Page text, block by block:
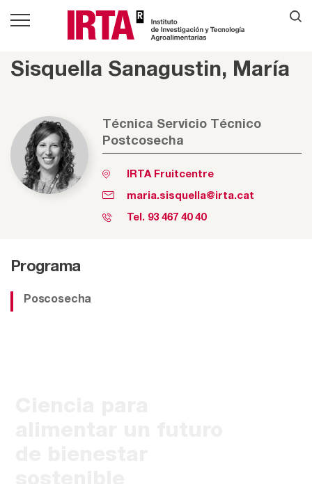
Sisquella Sanagustin, María
Técnica Servicio Técnico
Postcosecha
IRTA Fruitcentre
maria.sisquella@irta.cat
Tel. 93 467 40 40
Programa
Poscosecha